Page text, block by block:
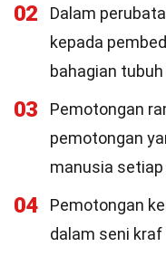
02
Dalam
kepada
bahagian
03
Pemotongan
pemotongan
manusia setiap
04
Pemotongan
dalam seni kraf